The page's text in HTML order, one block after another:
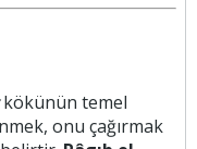
kökünün temel
onu çağırmak